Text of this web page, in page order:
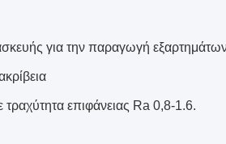
για την παραγωγή
επιφάνειας Ra 0,8-1.6.